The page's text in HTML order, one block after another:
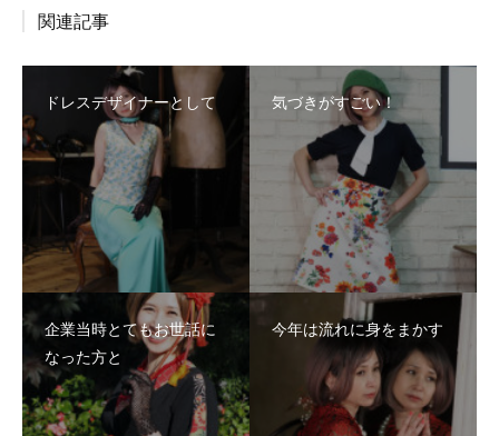
関連記事
ドレスデザイナーとして 気づきがすごい！
企業当時とてもお世話に
なった方と
今年は流れに身をまかす